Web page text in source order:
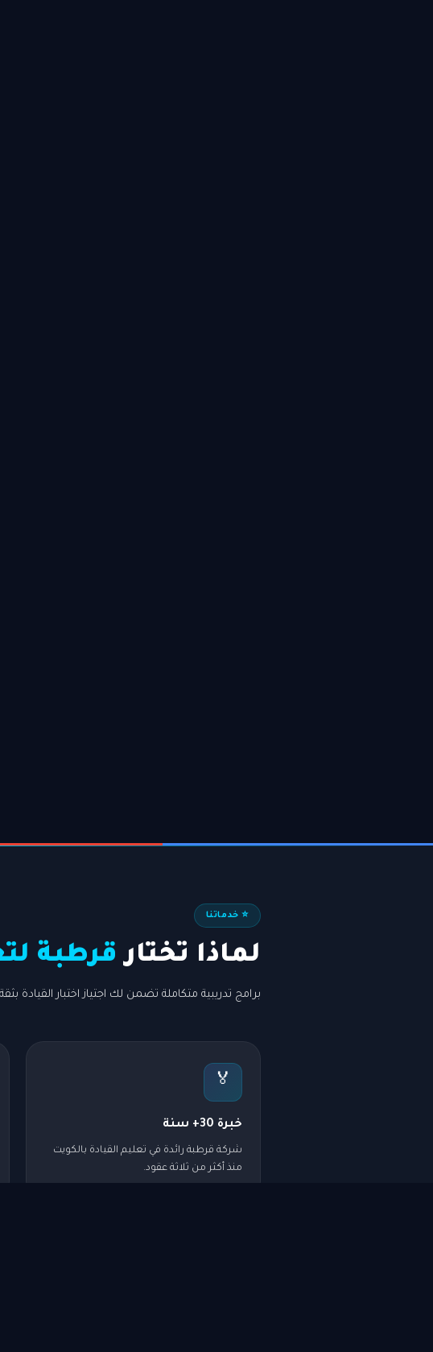
⭐ خدماتنا
لماذا تختار قرطبة
برامج تدريبية متكاملة تضمن لك اجتياز اختبار القيادة
🏅
خبرة 30+ سنة
شركة قرطبة رائدة في تعليم القيادة بالكويت
منذ أكثر من ثلاثة عقود.